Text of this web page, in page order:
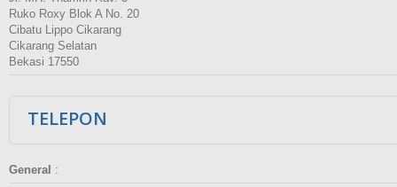
Ruko Roxy Blok A No. 20
Cibatu Lippo Cikarang
Cikarang Selatan
Bekasi 17550
TELEPON
General :